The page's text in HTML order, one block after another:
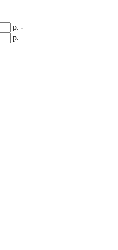
р. -
р.